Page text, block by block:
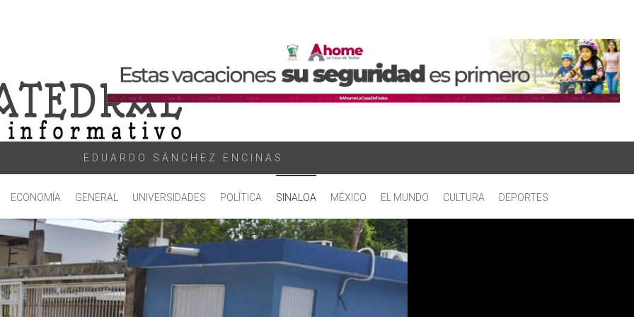
EDUARDO SÁNCHEZ ENCINAS
ECONOMÍA GENERAL UNIVERSIDADES POLÍTICA SINALOA MÉXICO EL MUNDO CULTURA DEPORTES